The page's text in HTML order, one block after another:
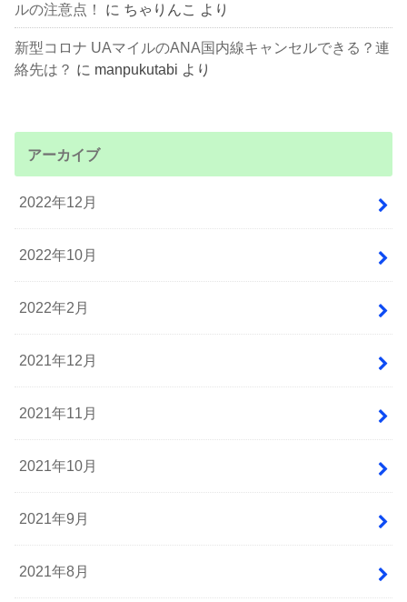
ルの注意点！
に ちゃりんこ より
新型コロナ UAマイルのANA国内線キャンセルできる？連
絡先は？ に manpukutabi より
アーカイブ
2022年12月
2022年10月
2022年2月
2021年12月
2021年11月
2021年10月
2021年9月
2021年8月